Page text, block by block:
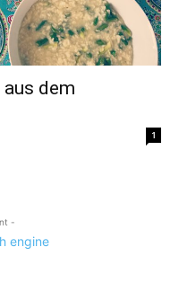
dem
1
-